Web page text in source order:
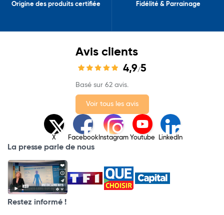
Origine des produits certifiée Fidélité & Parrainage
Avis clients
4,9/5
Basé sur 62 avis.
Voir tous les avis
X Facebook Instagram Youtube LinkedIn
La presse parle de nous
Restez informé !